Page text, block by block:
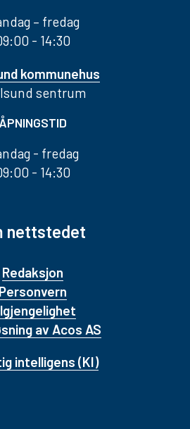
– fredag
- 14:30
kommunehus
sentrum
ÅPNINGSTID
- fredag
- 14:30
nettstedet
Redaksjon
Personvern
av Acos AS
intelligens (KI)